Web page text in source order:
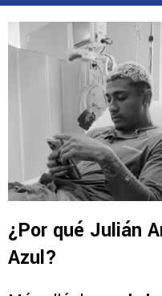
¿Por qué Julián
Azul?